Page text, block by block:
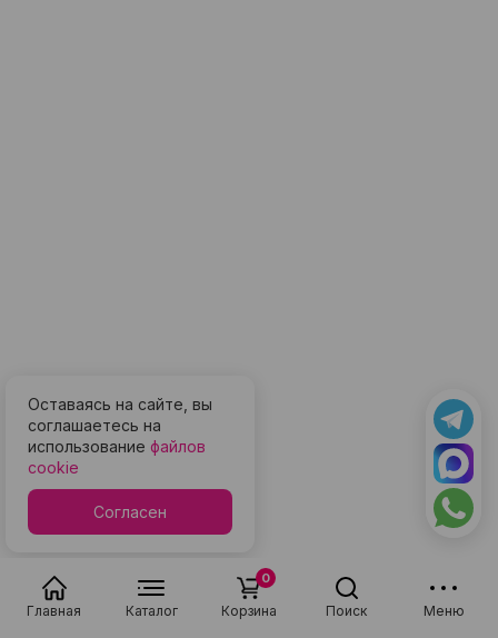
Главная Каталог Корзина
0
Поиск Меню
Оставаясь на сайте, вы
соглашаетесь на
использование файлов
cookie
Согласен